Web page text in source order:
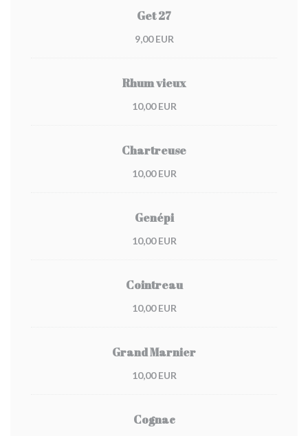
Get 27
9,00 EUR
Rhum vieux
10,00 EUR
Chartreuse
10,00 EUR
Genépi
10,00 EUR
Cointreau
10,00 EUR
Grand Marnier
10,00 EUR
Cognac